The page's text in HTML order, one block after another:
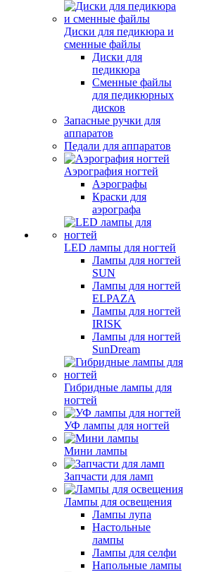
Диски для педикюра и
сменные файлы
Диски для
педикюра
Сменные файлы
для педикюрных
дисков
Запасные ручки для
аппаратов
Педали для аппаратов
Аэрография ногтей
Аэрографы
Краски для
аэрографа
LED лампы для ногтей
Лампы для ногтей
SUN
Лампы для ногтей
ELPAZA
Лампы для ногтей
IRISK
Лампы для ногтей
SunDream
Гибридные лампы для
ногтей
УФ лампы для ногтей
Мини лампы
Запчасти для ламп
Лампы для освещения
Лампы лупа
Настольные
лампы
Лампы для селфи
Напольные лампы